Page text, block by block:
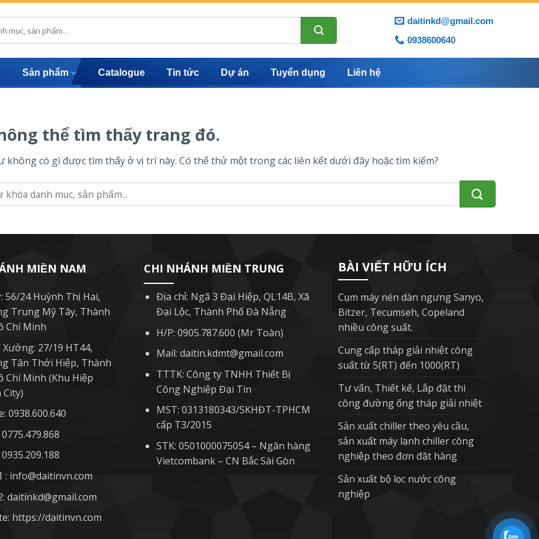
daitinkd@gmail.com
0938600640
Sản phẩm Catalogue Tin tức Dự án Tuyển dụng Liên hệ
thể tìm thấy trang đó.
không có gì được tìm thấy ở vị trí này. Có thể thử một trong các liên kết dưới đây hoặc tìm kiếm?
MIỀN NAM
56/24 Huỳnh Thị Hai,
Trung Mỹ Tây, Thành
Chí Minh
Xưởng: 27/19 HT44,
Tân Thới Hiệp, Thành
Chí Minh (Khu Hiệp
0938.600.640
: info@daitinvn.com
daitinkd@gmail.com
https://daitinvn.com
CHI NHÁNH MIỀN TRUNG
Địa chỉ: Ngã 3 Đại Hiệp, QL14B, Xã
Đại Lộc, Thành Phố Đà Nẵng
H/P: 0905.787.600 (Mr Toàn)
Mail: daitin.kdmt@gmail.com
TTTK: Công ty TNHH Thiết Bị
Công Nghiệp Đại Tín
MST: 0313180343/SKHĐT-TPHCM
cấp T3/2015
STK: 0501000075054 – Ngân hàng
Vietcombank – CN Bắc Sài Gòn
BÀI VIẾT HỮU ÍCH
Cụm máy nén dàn ngưng Sanyo,
Bitzer, Tecumseh, Copeland
nhiều công suất.
Cung cấp tháp giải nhiệt công
suất từ 5(RT) đến 1000(RT)
Tư vấn, Thiết kế, Lắp đặt thi
công đường ống tháp giải nhiệt
Sản xuất chiller theo yêu cầu,
sản xuất máy lạnh chiller công
nghiệp theo đơn đặt hàng
Sản xuất bộ lọc nước công
nghiệp